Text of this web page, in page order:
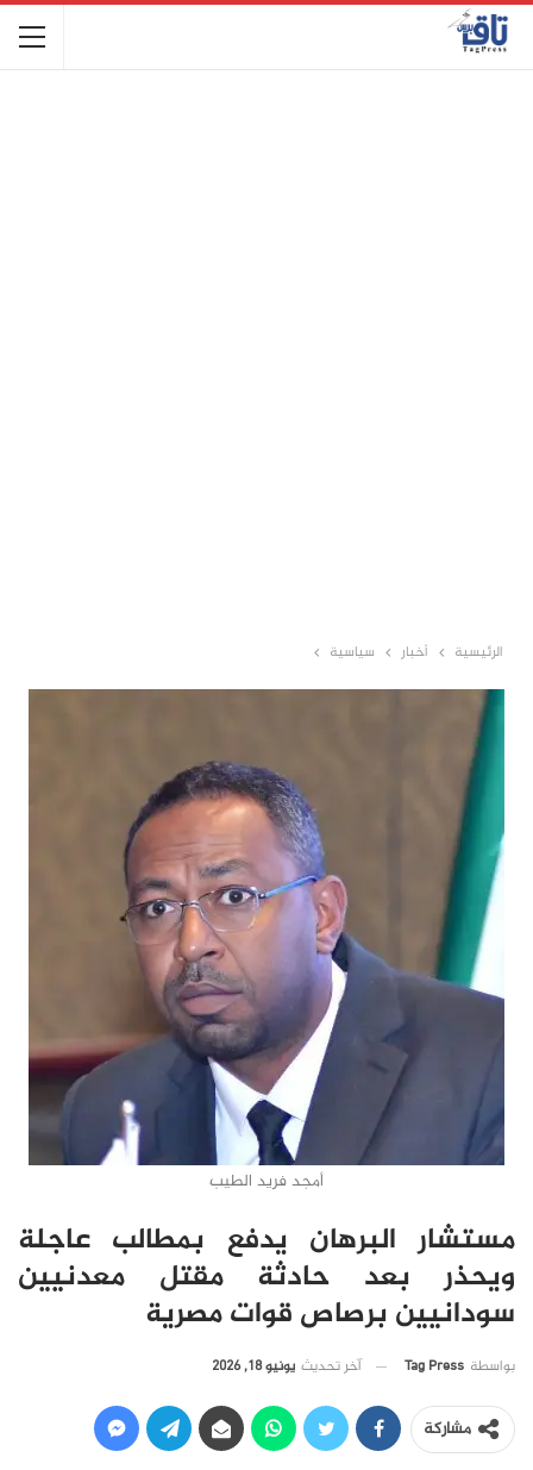
الرئيسية أخبار سياسية
أمجد فريد الطيب
مستشار البرهان يدفع بمطالب عاجلة
ويحذر بعد حادثة مقتل معدنيين
سودانيين برصاص قوات مصرية
بواسطة Tag Press آخر تحديث يونيو 18, 2026
مشاركة